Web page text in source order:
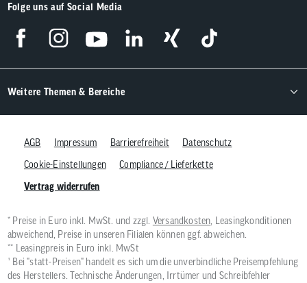
Folge uns auf Social Media
Weitere Themen & Bereiche
AGB Impressum Barrierefreiheit
Datenschutz
Cookie-Einstellungen
Compliance / Lieferkette
Vertrag widerrufen
* Preise in Euro inkl. MwSt. und zzgl. Versandkosten , Leasingkonditionen
abweichend, Preise in unseren Filialen können ggf. abweichen.
** Leasingpreis in Euro inkl. MwSt
¹ Bei "statt-Preisen" handelt es sich um die unverbindliche Preisempfehlung
des Herstellers. Technische Änderungen, Irrtümer und Schreibfehler